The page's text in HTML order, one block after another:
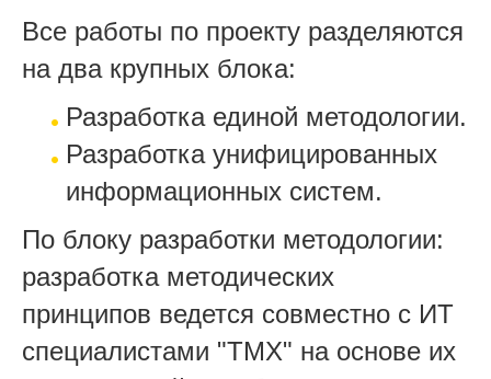
Все работы по проекту разделяются
на два крупных блока:
Разработка единой методологии.
Разработка унифицированных
информационных систем.
По блоку разработки методологии:
разработка методических
принципов ведется совместно с ИТ
специалистами "ТМХ" на основе их